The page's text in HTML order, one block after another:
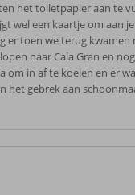
het toiletpapier aan te
wel een kaartje om aan
er toen we terug
naar Cala Gran en
om in af te koelen en er
het gebrek aan